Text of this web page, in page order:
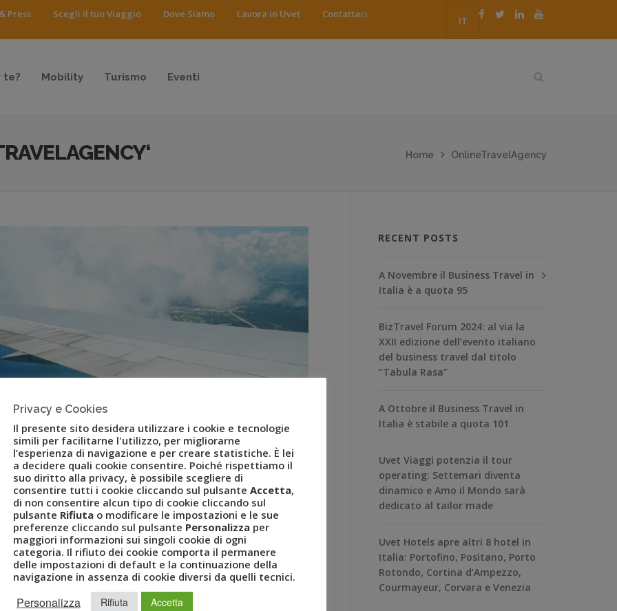
IT
Press Scegli il tuo Viaggio Dove Siamo Lavora in Uvet Contattaci
te? Mobility Turismo Eventi
Home OnlineTravelAgency
Travel Agency italiana
FLYUVET,GRUPPO UVET,IATA LOW COST,LUCA PATANÈ ,
RECENT POSTS
A Novembre il Business Travel in
Italia è a quota 95
BizTravel Forum 2024: al via la
XXII edizione dell’evento italiano
del business travel dal titolo
“Tabula Rasa”
A Ottobre il Business Travel in
Italia è stabile a quota 101
Uvet Viaggi potenzia il tour
operating: Settemari diventa
dinamico e Amo il Mondo sarà
dedicato al tailor made
Uvet Hotels apre altri 8 hotel in
Italia: Portofino, Positano, Porto
Rotondo, Cortina d’Ampezzo,
Courmayeur, Corvara e Venezia
Privacy e Cookies
Il presente sito desidera utilizzare i cookie e tecnologie
simili per facilitarne l'utilizzo, per migliorarne
l’esperienza di navigazione e per creare statistiche. È lei
a decidere quali cookie consentire. Poiché rispettiamo il
suo diritto alla privacy, è possibile scegliere di
consentire tutti i cookie cliccando sul pulsante Accetta,
di non consentire alcun tipo di cookie cliccando sul
pulsante Rifiuta o modificare le impostazioni e le sue
preferenze cliccando sul pulsante Personalizza per
maggiori informazioni sui singoli cookie di ogni
categoria. Il rifiuto dei cookie comporta il permanere
delle impostazioni di default e la continuazione della
navigazione in assenza di cookie diversi da quelli tecnici.
Personalizza Rifiuta Accetta